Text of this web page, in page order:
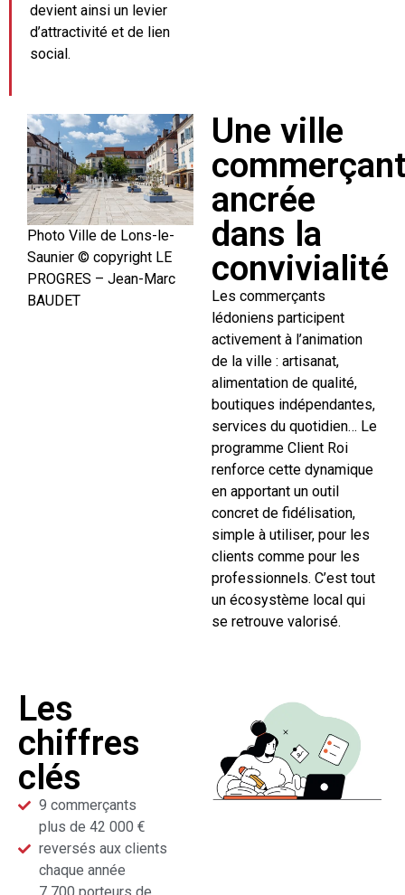
devient ainsi un levier
d’attractivité et de lien
social.
Photo Ville de Lons-le-
Saunier © copyright LE
PROGRES – Jean-Marc
BAUDET
Une ville
ancrée
dans la
convivialité
Les commerçants
lédoniens participent
activement à l’animation
de la ville : artisanat,
alimentation de qualité,
boutiques indépendantes,
services du quotidien… Le
programme Client Roi
renforce cette dynamique
en apportant un outil
concret de fidélisation,
simple à utiliser, pour les
clients comme pour les
professionnels. C’est tout
un écosystème local qui
se retrouve valorisé.
Les
chiffres
clés
9 commerçants
plus de 42 000 €
reversés aux clients
chaque année
7 700 porteurs de